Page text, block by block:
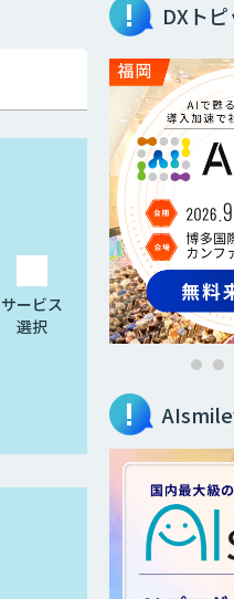
サービス
選択
DXト